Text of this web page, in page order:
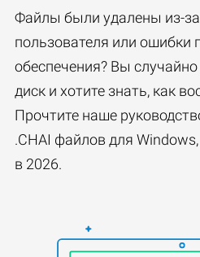
Файлы были удалены из-
пользователя или ошибки
обеспечения? Вы
диск и хотите знать, как
Прочтите наше
.CHAI файлов для
в 2026.